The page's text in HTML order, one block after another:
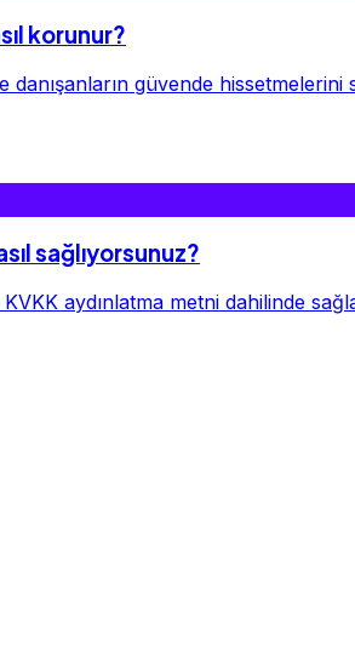
korunur?
güvende hissetmelerini
sağlıyorsunuz?
aydınlatma metni dahilinde